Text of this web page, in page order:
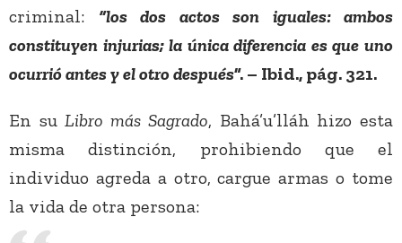
criminal: “los dos actos son iguales: ambos
constituyen injurias; la única diferencia es que uno
ocurrió antes y el otro después”. – Ibid., pág. 321.
En suLibro más Sagrado, Bahá’u’lláh hizo esta
misma distinción, prohibiendo que el
individuo agreda a otro, cargue armas o tome
la vida de otra persona: